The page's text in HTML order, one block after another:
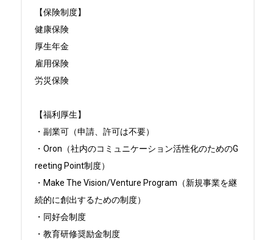
【保険制度】
健康保険
厚生年金
雇用保険
労災保険
【福利厚生】
・副業可（申請、許可は不要）
・Oron（社内のコミュニケーション活性化のためのG
reeting Point制度）
・Make The Vision/Venture Program（新規事業を継
続的に創出するための制度）
・同好会制度
・教育研修奨励金制度